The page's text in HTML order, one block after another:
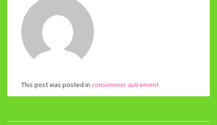
This post was posted in consommer autrement